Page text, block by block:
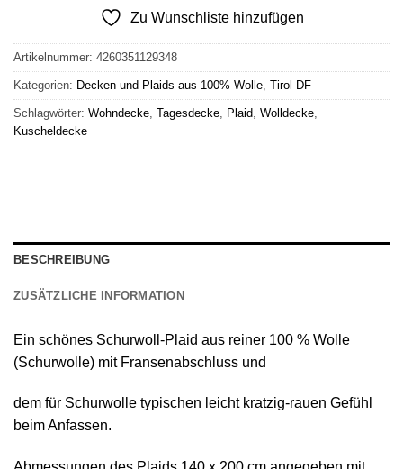
Zu Wunschliste hinzufügen
Artikelnummer: 4260351129348
Kategorien: Decken und Plaids aus 100% Wolle Tirol DF
Schlagwörter: Wohndecke Tagesdecke Plaid Wolldecke
Kuscheldecke
BESCHREIBUNG
ZUSÄTZLICHE INFORMATION
Ein schönes Schurwoll-Plaid aus reiner 100 % Wolle
(Schurwolle) mit Fransenabschluss und
dem für Schurwolle typischen leicht kratzig-rauen Gefühl
beim Anfassen.